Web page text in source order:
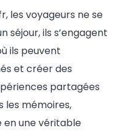
les voyageurs ne se
ils s’engagent
ils peuvent
et créer des
partagées
les mémoires,
une véritable